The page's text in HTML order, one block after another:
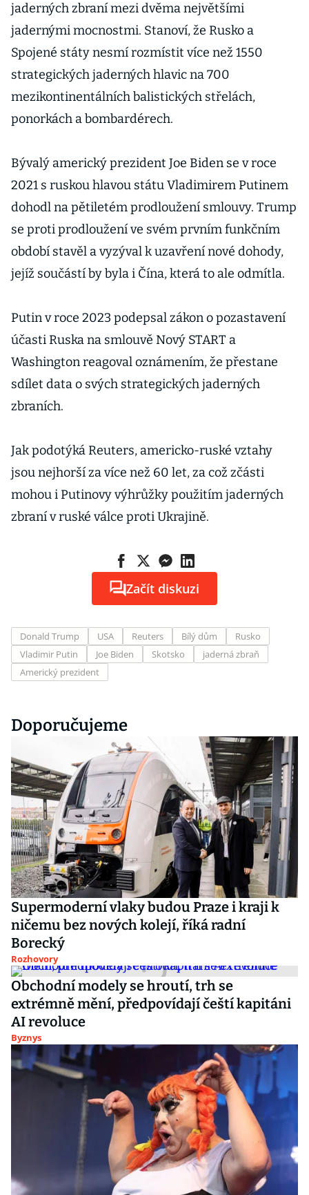
jaderných zbraní mezi dvěma největšími
jadernými mocnostmi. Stanoví, že Rusko a
Spojené státy nesmí rozmístit více než 1550
strategických jaderných hlavic na 700
mezikontinentálních balistických střelách,
ponorkách a bombardérech.
Bývalý americký prezident Joe Biden se v roce
2021 s ruskou hlavou státu Vladimirem Putinem
dohodl na pětiletém prodloužení smlouvy. Trump
se proti prodloužení ve svém prvním funkčním
období stavěl a vyzýval k uzavření nové dohody,
jejíž součástí by byla i Čína, která to ale odmítla.
Putin v roce 2023 podepsal zákon o pozastavení
účasti Ruska na smlouvě Nový START a
Washington reagoval oznámením, že přestane
sdílet data o svých strategických jaderných
zbraních.
Jak podotýká Reuters, americko-ruské vztahy
jsou nejhorší za více než 60 let, za což zčásti
mohou i Putinovy výhrůžky použitím jaderných
zbraní v ruské válce proti Ukrajině.
Začít diskuzi
Donald Trump USA Reuters Bílý dům
Rusko
Vladimir Putin
Joe Biden Skotsko
jaderná zbraň
Americký prezident
Doporučujeme
Supermoderní vlaky budou Praze i kraji k
ničemu bez nových kolejí, říká radní
Borecký
Rozhovory
Obchodní modely se hroutí, trh se
extrémně mění, předpovídají čeští kapitáni
AI revoluce
Byznys